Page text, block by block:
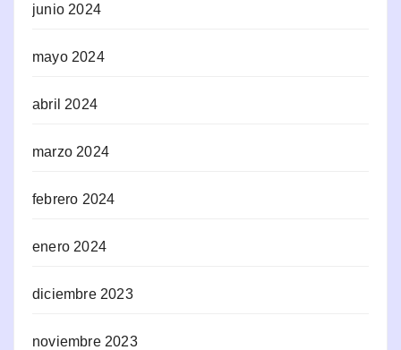
junio 2024
mayo 2024
abril 2024
marzo 2024
febrero 2024
enero 2024
diciembre 2023
noviembre 2023